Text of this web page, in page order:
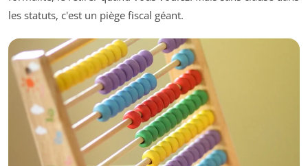
les statuts, c'est un piège fiscal géant.